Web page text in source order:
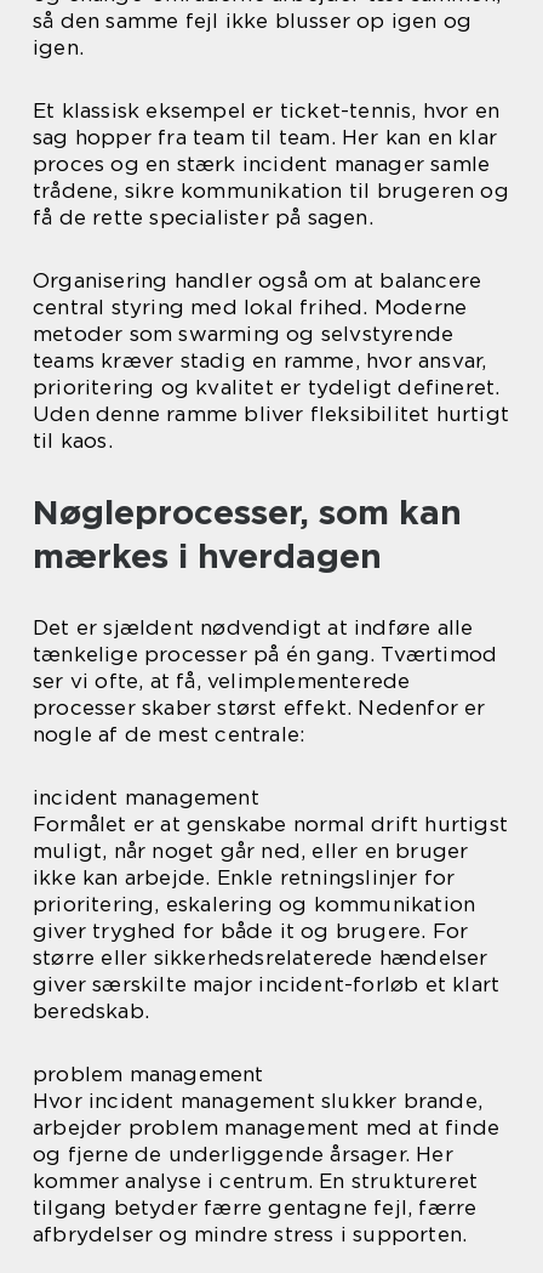
så den samme fejl ikke blusser op igen og
igen.
Et klassisk eksempel er ticket-tennis, hvor en
sag hopper fra team til team. Her kan en klar
proces og en stærk incident manager samle
trådene, sikre kommunikation til brugeren og
få de rette specialister på sagen.
Organisering handler også om at balancere
central styring med lokal frihed. Moderne
metoder som swarming og selvstyrende
teams kræver stadig en ramme, hvor ansvar,
prioritering og kvalitet er tydeligt defineret.
Uden denne ramme bliver fleksibilitet hurtigt
til kaos.
Nøgleprocesser, som kan
mærkes i hverdagen
Det er sjældent nødvendigt at indføre alle
tænkelige processer på én gang. Tværtimod
ser vi ofte, at få, velimplementerede
processer skaber størst effekt. Nedenfor er
nogle af de mest centrale:
incident management
Formålet er at genskabe normal drift hurtigst
muligt, når noget går ned, eller en bruger
ikke kan arbejde. Enkle retningslinjer for
prioritering, eskalering og kommunikation
giver tryghed for både it og brugere. For
større eller sikkerhedsrelaterede hændelser
giver særskilte major incident-forløb et klart
beredskab.
problem management
Hvor incident management slukker brande,
arbejder problem management med at finde
og fjerne de underliggende årsager. Her
kommer analyse i centrum. En struktureret
tilgang betyder færre gentagne fejl, færre
afbrydelser og mindre stress i supporten.